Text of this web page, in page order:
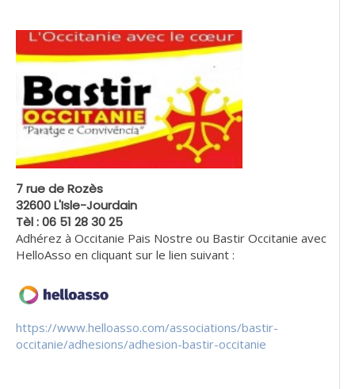
7 rue de Rozès
32600 L'Isle-Jourdain
Tèl : 06 51 28 30 25
Adhérez à Occitanie Pais Nostre ou Bastir Occitanie avec
HelloAsso en cliquant sur le lien suivant :
https://www.helloasso.com/associations/bastir-
occitanie/adhesions/adhesion-bastir-occitanie